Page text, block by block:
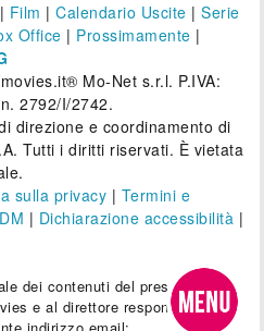
| Film |Calendario Uscite |Serie
Office | Prossimamente |
Mo-Net s.r.l. P.IVA:
2792/I/2742.
direzione e coordinamento di
Tutti i diritti riservati. È vietata
sulla privacy | Termini e
| Dichiarazione accessibilità |
dei contenuti del presente sito
e al direttore responsabile.